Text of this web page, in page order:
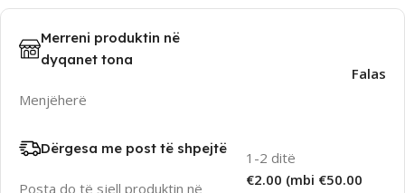
Merreni produktin në
dyqanet tona
Menjëherë
Falas
Dërgesa me post të shpejtë
Posta do të sjell produktin në
1-2 ditë
€2.00 (mbi €50.00